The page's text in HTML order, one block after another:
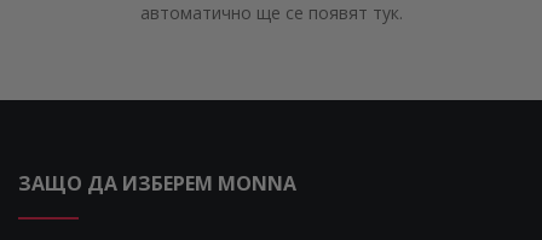
автоматично ще се появят тук.
ЗАЩО ДА ИЗБЕРЕМ MONNA